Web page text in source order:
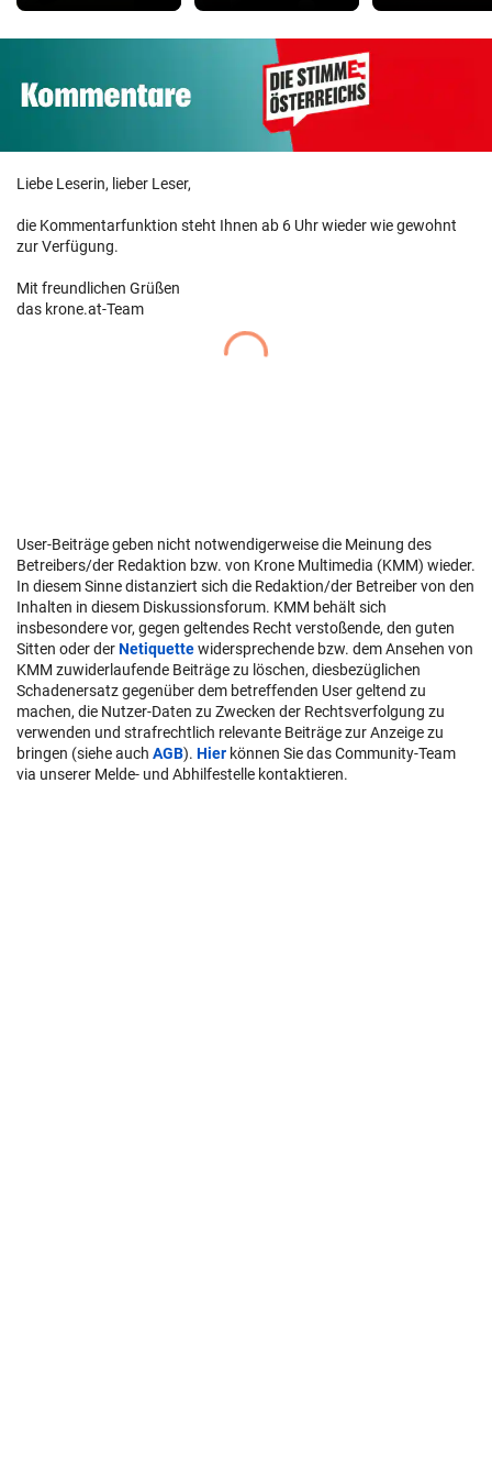
Liebe Leserin, lieber Leser,
die Kommentarfunktion steht Ihnen ab 6 Uhr wieder wie gewohnt
zur Verfügung.
Mit freundlichen Grüßen
das krone.at-Team
User-Beiträge geben nicht notwendigerweise die Meinung des
Betreibers/der Redaktion bzw. von Krone Multimedia (KMM) wieder.
In diesem Sinne distanziert sich die Redaktion/der Betreiber von den
Inhalten in diesem Diskussionsforum. KMM behält sich
insbesondere vor, gegen geltendes Recht verstoßende, den guten
Sitten oder derNetiquettewidersprechende bzw. dem Ansehen von
KMM zuwiderlaufende Beiträge zu löschen, diesbezüglichen
Schadenersatz gegenüber dem betreffenden User geltend zu
machen, die Nutzer-Daten zu Zwecken der Rechtsverfolgung zu
verwenden und strafrechtlich relevante Beiträge zur Anzeige zu
bringen (siehe auch AGB). Hier können Sie das Community-Team
via unserer Melde- und Abhilfestelle kontaktieren.